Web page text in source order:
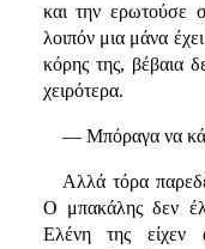
και την ερωτούσε
λοιπόν μια μάνα
κόρης της, βέβαια
χειρότερα.
— Μπόραγα να
Αλλά τόρα
Ο μπακάλης δεν
Ελένη της είχεν